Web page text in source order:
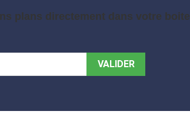
plans directement dans votre boite